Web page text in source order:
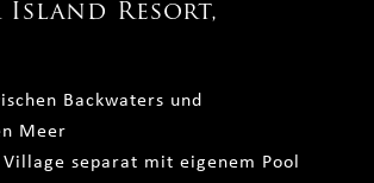
Island Resort,
Backwaters und
Meer
Village separat mit eigenem Pool